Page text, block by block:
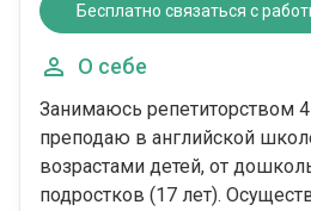
Бесплатно связаться с
О себе
Занимаюсь репетиторством 4
преподаю в английской
возрастами детей, от
подростков (17 лет).